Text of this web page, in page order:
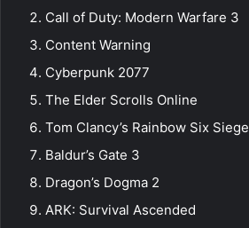
Call of Duty: Modern Warfare 3
Content Warning
Cyberpunk 2077
The Elder Scrolls Online
Tom Clancy’s Rainbow Six Siege
Baldur’s Gate 3
Dragon’s Dogma 2
ARK: Survival Ascended